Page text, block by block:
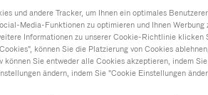
und andere Tracker, um Ihnen ein optimales
Media-Funktionen zu optimieren und Ihnen Werbung
Informationen zu unserer Cookie-Richtlinie klicken
können Sie die Platzierung von Cookies
Sie entweder alle Cookies akzeptieren, indem
ändern, indem Sie "Cookie Einstellungen